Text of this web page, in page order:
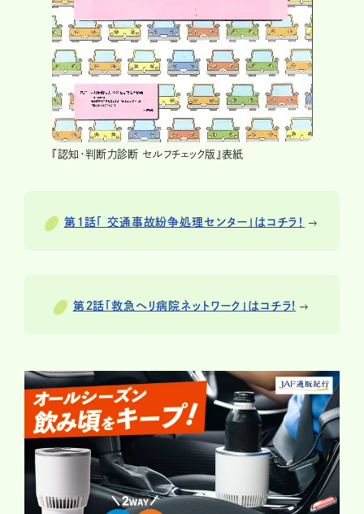
『認知・判断力診断 セルフチェック版』表紙
第１話「 交通事故紛争処理センター」はコチラ！
第２話「救急ヘリ病院ネットワーク」はコチラ!